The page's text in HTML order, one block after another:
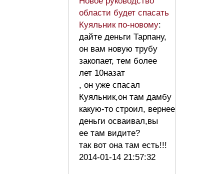
области будет спасать
Куяльник по-новому:
дайте деньги Тарпану,
он вам новую трубу
закопает, тем более
лет 10назат
, он уже спасал
Куяльник,он там дамбу
какую-то строил, вернее
деньги осваивал,вы
ее там видите?
так вот она там есть!!!
2014-01-14 21:57:32